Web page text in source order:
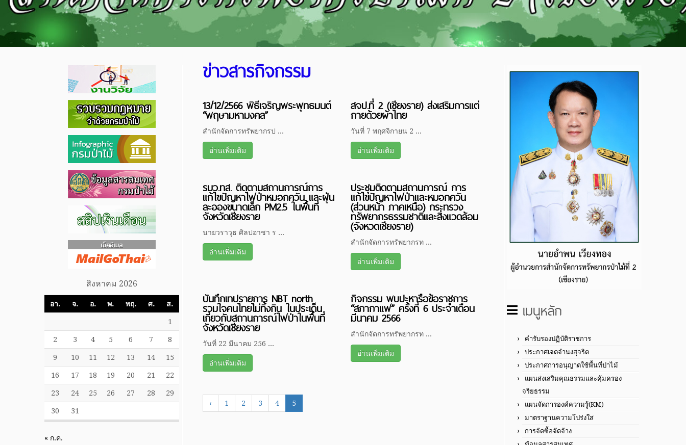
สิงหาคม 2026
อา. จ. อ. พ. พฤ. ศ. ส.
1
2 3 4 5 6 7 8
9 10 11 12 13 14 15
16 17 18 19 20 21 22
23 24 25 26 27 28 29
30 31
« ก.ค.
ข่าวสารกิจกรรม
13/12/2566 พิธีเจริญพระพุทธมนต์
“พฤษามหามงคล”
สำนักจัดการทรัพยากรป ...
อ่านเพิ่มเติม
สจป.ที่ 2 (เชียงราย) ส่งเสริมการแต่
กายด้วยผ้าไทย
วันที่ 7 พฤศจิกายน 2 ...
อ่านเพิ่มเติม
รมว.ทส. ติดตามสถานการณ์การ
แก้ไขปัญหาไฟป่าหมอกควัน และฝุ่น
ละอองขนาดเล็ก PM2.5 ในพื้นที่
จังหวัดเชียงราย
นายวราวุธ ศิลปอาชา ร ...
อ่านเพิ่มเติม
ประชุมติดตามสถานการณ์ การ
แก้ไขปัญหาไฟป่าและหมอกควัน
(ส่วนหน้า ภาคเหนือ) กระทรวง
ทรัพยากรธรรมชาติและสิ่งแวดล้อม
(จังหวดเชียงราย)
สำนักจัดการทรัพยากรท ...
อ่านเพิ่มเติม
บันทึกเทปรายการ NBT north
รวมใจคนไทยไม่ทิ้งกิน ในประเด็น
เกี่ยวกับสถานการณ์ไฟป่าในพื้นที่
จังหวัดเชียงราย
วันที่ 22 มีนาคม 256 ...
อ่านเพิ่มเติม
กิจกรรม พบปะหารือข้อราชการ
“สภากาแฟ” ครั้งที่ 6 ประจำเดือน
มีนาคม 2566
สำนักจัดการทรัพยากรท ...
อ่านเพิ่มเติม
‹ 1 2 3 4 5
เมนูหลัก
คำรับรองปฏิบัติราชการ
ประกาศเจตจำนงสุจริต
ประกาศการอนุญาตใช้พื้นที่ป่าไม้
แผนส่งเสริมคุณธรรมและคุ้มครอง
จริยธรรม
แผนจัดการองค์ความรู้(KM)
มาตราฐานความโปร่งใส
การจัดซื้อจัดจ้าง